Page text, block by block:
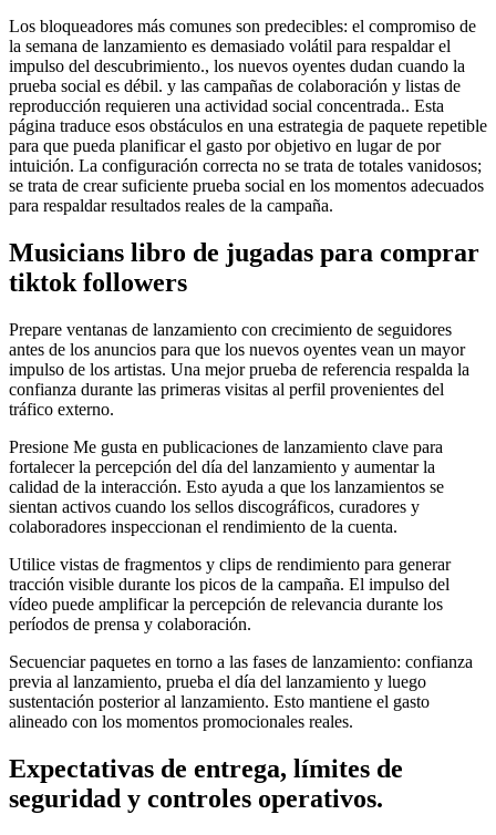
Los bloqueadores más comunes son predecibles: el compromiso de
la semana de lanzamiento es demasiado volátil para respaldar el
impulso del descubrimiento., los nuevos oyentes dudan cuando la
prueba social es débil. y las campañas de colaboración y listas de
reproducción requieren una actividad social concentrada.. Esta
página traduce esos obstáculos en una estrategia de paquete repetible
para que pueda planificar el gasto por objetivo en lugar de por
intuición. La configuración correcta no se trata de totales vanidosos;
se trata de crear suficiente prueba social en los momentos adecuados
para respaldar resultados reales de la campaña.
Musicians libro de jugadas para comprar
tiktok followers
Prepare ventanas de lanzamiento con crecimiento de seguidores
antes de los anuncios para que los nuevos oyentes vean un mayor
impulso de los artistas. Una mejor prueba de referencia respalda la
confianza durante las primeras visitas al perfil provenientes del
tráfico externo.
Presione Me gusta en publicaciones de lanzamiento clave para
fortalecer la percepción del día del lanzamiento y aumentar la
calidad de la interacción. Esto ayuda a que los lanzamientos se
sientan activos cuando los sellos discográficos, curadores y
colaboradores inspeccionan el rendimiento de la cuenta.
Utilice vistas de fragmentos y clips de rendimiento para generar
tracción visible durante los picos de la campaña. El impulso del
vídeo puede amplificar la percepción de relevancia durante los
períodos de prensa y colaboración.
Secuenciar paquetes en torno a las fases de lanzamiento: confianza
previa al lanzamiento, prueba el día del lanzamiento y luego
sustentación posterior al lanzamiento. Esto mantiene el gasto
alineado con los momentos promocionales reales.
Expectativas de entrega, límites de
seguridad y controles operativos.